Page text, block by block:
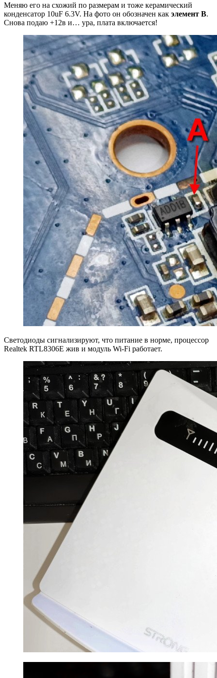
Меняю его на схожий по размерам и тоже керамический
конденсатор 10uF 6.3V. На фото он обозначен как элемент B.
Снова подаю +12в и… ура, плата включается!
Светодиоды сигнализируют, что питание в норме, процессор
Realtek RTL8306E жив и модуль Wi-Fi работает.